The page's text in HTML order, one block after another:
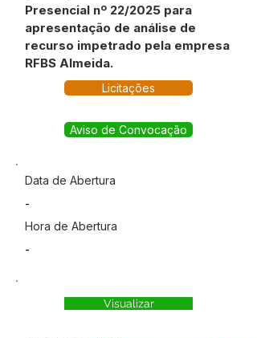
Presencial nº 22/2025 para
apresentação de análise de
recurso impetrado pela empresa
RFBS Almeida.
Licitações
Aviso de Convocação
Data de Abertura
-
Hora de Abertura
-
Visualizar